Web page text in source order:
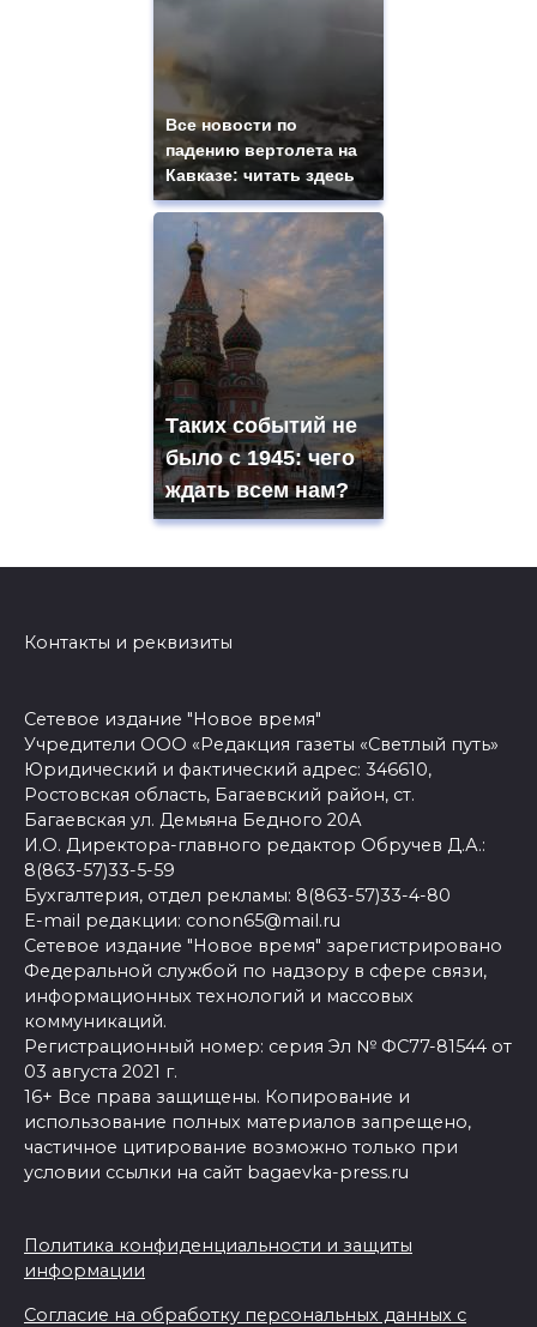
Все новости по
падению вертолета на
Кавказе: читать здесь
Таких событий не
было с 1945: чего
ждать всем нам?
Контакты и реквизиты
Сетевое издание "Новое время"
Учредители ООО «Редакция газеты «Светлый путь»
Юридический и фактический адрес: 346610,
Ростовская область, Багаевский район, ст.
Багаевская ул. Демьяна Бедного 20А
И.О. Директора-главного редактор Обручев Д.А.:
8(863-57)33-5-59
Бухгалтерия, отдел рекламы: 8(863-57)33-4-80
E-mail редакции: conon65@mail.ru
Сетевое издание "Новое время" зарегистрировано
Федеральной службой по надзору в сфере связи,
информационных технологий и массовых
коммуникаций.
Регистрационный номер: серия Эл № ФС77-81544 от
03 августа 2021 г.
16+ Все права защищены. Копирование и
использование полных материалов запрещено,
частичное цитирование возможно только при
условии ссылки на сайт bagaevka-press.ru
Политика конфиденциальности и защиты
информации
Согласие на обработку персональных данных с